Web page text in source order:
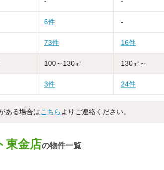
6件 -
73件 16件
100～130㎡ 130㎡～
3件 24件
ある場合はこちら よりご連絡ください。
東金店の物件一覧